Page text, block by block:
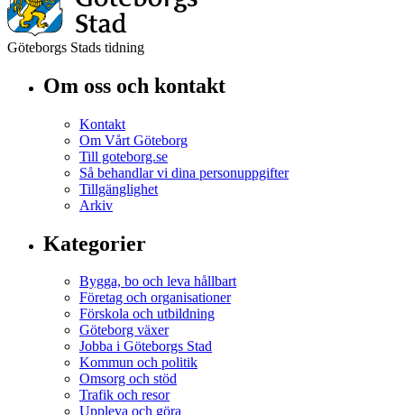
Göteborgs Stads tidning
Om oss och kontakt
Kontakt
Om Vårt Göteborg
Till goteborg.se
Så behandlar vi dina personuppgifter
Tillgänglighet
Arkiv
Kategorier
Bygga, bo och leva hållbart
Företag och organisationer
Förskola och utbildning
Göteborg växer
Jobba i Göteborgs Stad
Kommun och politik
Omsorg och stöd
Trafik och resor
Uppleva och göra